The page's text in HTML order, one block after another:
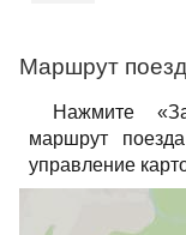
Маршрут
Нажмите
маршрут
управление